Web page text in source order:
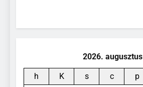
2026. augusztus
h K s c p